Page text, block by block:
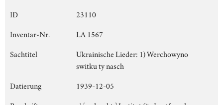
ID
23110
Inventar-Nr.
LA 1567
Sachtitel
Ukrainische Lieder: 1) Werchowyno
switku ty nasch
Datierung
1939-12-05